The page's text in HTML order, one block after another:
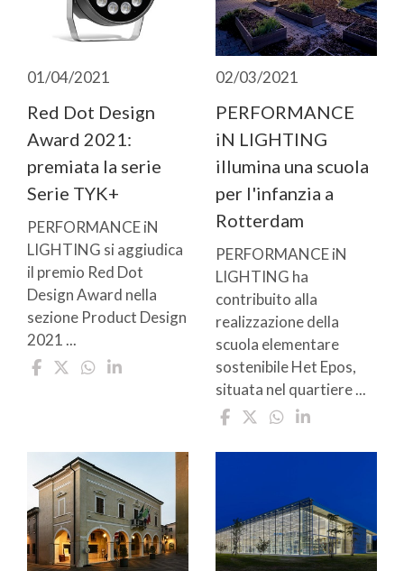
01/04/2021
Red Dot Design
Award 2021:
premiata la serie
Serie TYK+
PERFORMANCE iN
LIGHTING si aggiudica
il premio Red Dot
Design Award nella
sezione Product Design
2021 ...
02/03/2021
PERFORMANCE
iN LIGHTING
illumina una scuola
per l'infanzia a
Rotterdam
PERFORMANCE iN
LIGHTING ha
contribuito alla
realizzazione della
scuola elementare
sostenibile Het Epos,
situata nel quartiere ...